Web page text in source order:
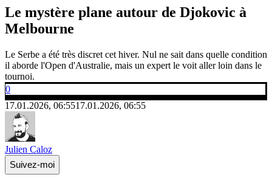
Le mystère plane autour de Djokovic à
Melbourne
Le Serbe a été très discret cet hiver. Nul ne sait dans quelle condition
il aborde l'Open d'Australie, mais un expert le voit aller loin dans le
tournoi.
0
17.01.2026, 06:5517.01.2026, 06:55
Julien Caloz
Suivez-moi